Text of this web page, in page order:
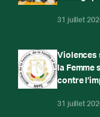
31 juillet
Violences
la
contre
31 juillet